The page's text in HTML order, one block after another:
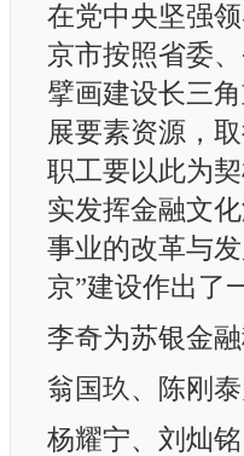
在党中央坚强
京市按照省委
擘画建设长三
展要素资源，
职工要以此为
实发挥金融文
事业的改革与
京”建设作出了
李奇为苏银金
翁国玖、陈刚
杨耀宁、刘灿